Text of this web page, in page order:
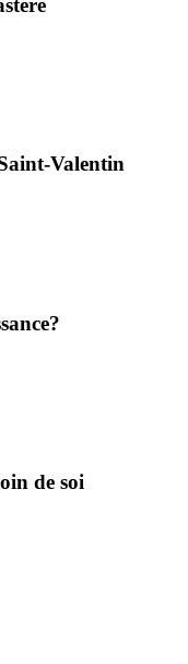
Valentin
de soi